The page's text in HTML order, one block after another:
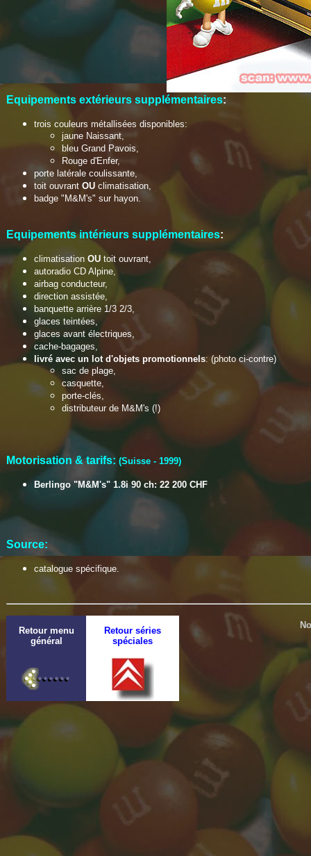
Equipements extérieurs supplémentaires:
trois couleurs métallisées disponibles:
jaune Naissant,
bleu Grand Pavois,
Rouge d'Enfer,
porte latérale coulissante,
toit ouvrant OU climatisation,
badge "M&M's" sur hayon.
Equipements intérieurs supplémentaires:
climatisation OU toit ouvrant,
autoradio CD Alpine,
airbag conducteur,
direction assistée,
banquette arrière 1/3 2/3,
glaces teintées,
glaces avant électriques,
cache-bagages,
livré avec un lot d'objets promotionnels: (photo ci-contre)
sac de plage,
casquette,
porte-clés,
distributeur de M&M's (!)
Motorisation & tarifs: (Suisse - 1999)
Berlingo "M&M's" 1.8i 90 ch: 22 200 CHF
Source:
catalogue spécifique.
Retour menu
général
Retour séries
spéciales